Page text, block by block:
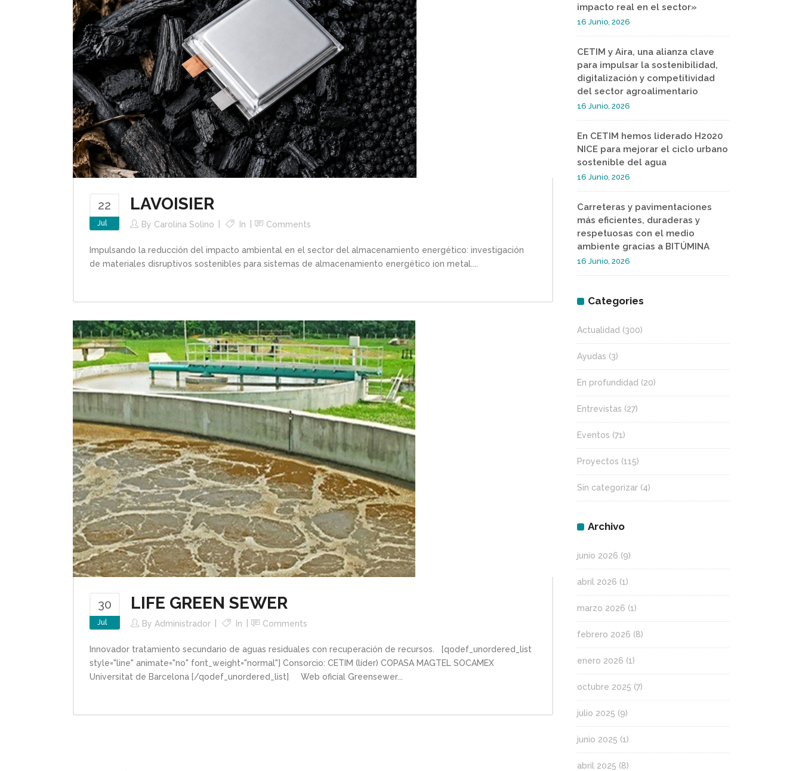
22
Jul
LAVOISIER
By Carolina Solino In Comments
Impulsando la reducción del impacto ambiental en el sector del almacenamiento energético: investigación
de materiales disruptivos sostenibles para sistemas de almacenamiento energético ion metal....
30
Jul
LIFE GREEN SEWER
By Administrador In Comments
Innovador tratamiento secundario de aguas residuales con recuperación de recursos. [qodef_unordered_list
style="line" animate="no" font_weight="normal"] Consorcio: CETIM (líder) COPASA MAGTEL SOCAMEX
Universitat de Barcelona [/qodef_unordered_list] Web oficial Greensewer...
impacto real en el sector»
16 Junio, 2026
CETIM y Aira, una alianza clave
para impulsar la sostenibilidad,
digitalización y competitividad
del sector agroalimentario
16 Junio, 2026
En CETIM hemos liderado H2020
NICE para mejorar el ciclo urbano
sostenible del agua
16 Junio, 2026
Carreteras y pavimentaciones
más eficientes, duraderas y
respetuosas con el medio
ambiente gracias a BITÚMINA
16 Junio, 2026
Categories
Actualidad (300)
Ayudas (3)
En profundidad (20)
Entrevistas (27)
Eventos (71)
Proyectos (115)
Sin categorizar (4)
Archivo
junio 2026 (9)
abril 2026 (1)
marzo 2026 (1)
febrero 2026 (8)
enero 2026 (1)
octubre 2025 (7)
julio 2025 (9)
junio 2025 (1)
abril 2025 (8)